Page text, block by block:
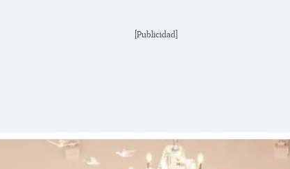
[Publicidad]